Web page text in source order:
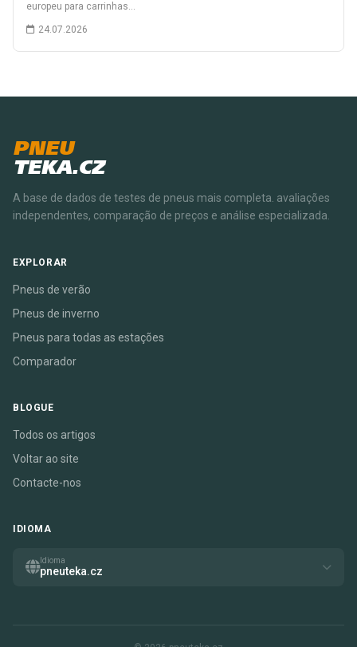
europeu para carrinhas…
24.07.2026
PNEU
TEKA.CZ
A base de dados de testes de pneus mais completa. avaliações
independentes, comparação de preços e análise especializada.
EXPLORAR
Pneus de verão
Pneus de inverno
Pneus para todas as estações
Comparador
BLOGUE
Todos os artigos
Voltar ao site
Contacte-nos
IDIOMA
Idioma
pneuteka.cz